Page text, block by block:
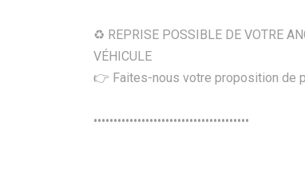
♻️ REPRISE POSSIBLE DE VOTRE
VÉHICULE
👉 Faites-nous votre proposition de
•••••••••••••••••••••••••••••••••••••••